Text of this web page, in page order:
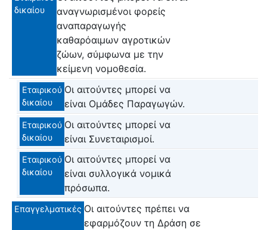
δικαίου
αναγνωρισμένοι φορείς
αναπαραγωγής
καθαρόαιμων αγροτικών
ζώων, σύμφωνα με την
κείμενη νομοθεσία.
Εταιρικού
δικαίου
Οι αιτούντες μπορεί να
είναι Ομάδες Παραγωγών.
Εταιρικού
δικαίου
Οι αιτούντες μπορεί να
είναι Συνεταιρισμοί.
Εταιρικού
δικαίου
Οι αιτούντες μπορεί να
είναι συλλογικά νομικά
πρόσωπα.
Επαγγελματικές Οι αιτούντες πρέπει να
εφαρμόζουν τη Δράση σε